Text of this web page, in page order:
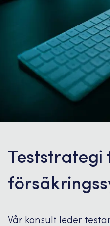
Teststrategi
Vår konsult leder